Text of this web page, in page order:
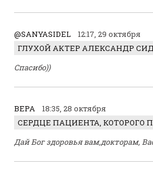
@SANYASIDEL
12:17, 29 октября
Спасибо))
ВЕРА
18:35, 28 октября
Дай Бог здоровья вам,докторам,